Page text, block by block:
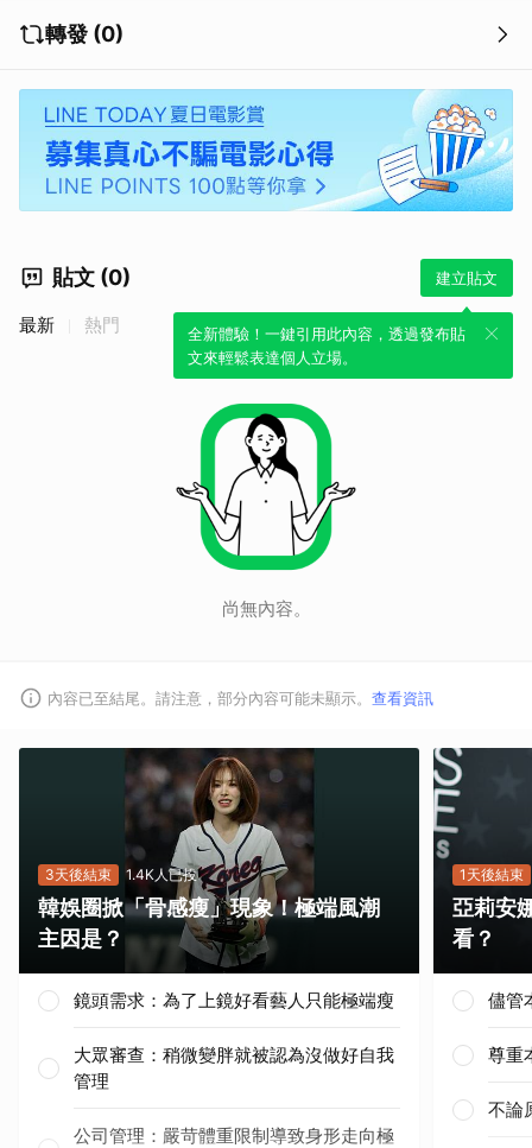
轉發 (0)
貼文 (0) 建立貼文
全新體驗！一鍵引用此內容，透過發布貼
文來輕鬆表達個人立場。
最新 熱門
尚無內容。
內容已至結尾。請注意，部分內容可能未顯示。 查看資訊
3天後結束 1.4K人已投
韓娛圈掀「骨感瘦」現象！極端風潮
主因是？
鏡頭需求：為了上鏡好看藝人只能極端瘦
大眾審查：稍微變胖就被認為沒做好自我
管理
公司管理：嚴苛體重限制導致身形走向極
1天後結束
亞莉安
看？
儘管
尊重
不論